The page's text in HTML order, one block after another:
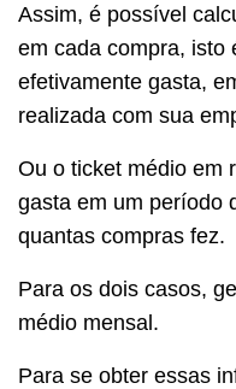
Assim, é possível
em cada compra, isto
efetivamente gasta,
realizada com sua
Ou o ticket médio em
gasta em um período
quantas compras fez.
Para os dois casos,
médio mensal.
Para se obter essas